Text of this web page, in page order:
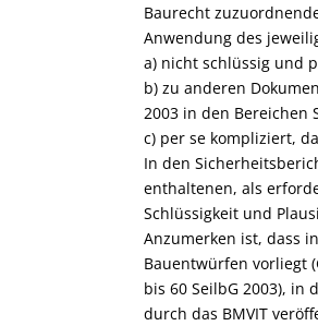
Baurecht
Anwendung des
a) nicht schlüssig und
b) zu anderen
2003 in den
c) per se kompliziert,
In den
enthaltenen, als
Schlüssigkeit und
Anzumerken ist, dass
Bauentwürfen vorliegt
bis 60 SeilbG 2003),
durch das BMVIT